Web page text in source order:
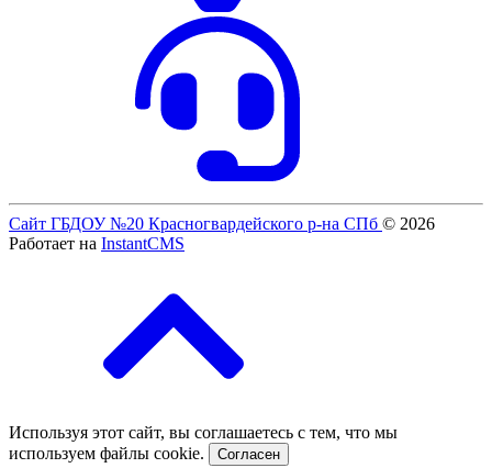
Сайт ГБДОУ №20 Красногвардейского р-на СПб © 2026
Работает на InstantCMS
Используя этот сайт, вы соглашаетесь с тем, что мы
используем файлы cookie.
Согласен